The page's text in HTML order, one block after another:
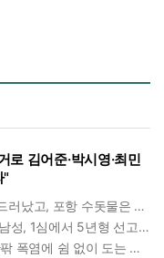
김어준·박시영·최민
"
다뉴브강에서 제2차 세계대전 군함이 드러났고, 포항 수돗물은 갑자기 짜졌다 : 폭염·가뭄이 만든 낯선 풍경
부모 외출 틈타 여동생 성폭행한 20대 남성, 1심에서 5년형 선고 : 친족 간 '암수범죄'의 심각성
"실외기 과열, 문 닫지 마세요" 40도 안팎 폭염에 쉼 없이 도는 에어컨 : 화재 위험 경고등!